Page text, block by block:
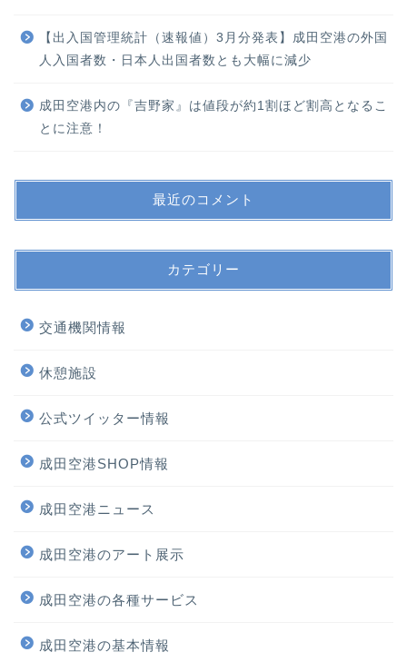
【出入国管理統計（速報値）3月分発表】成田空港の外国
人入国者数・日本人出国者数とも大幅に減少
成田空港内の『吉野家』は値段が約1割ほど割高となるこ
とに注意！
最近のコメント
カテゴリー
交通機関情報
休憩施設
公式ツイッター情報
成田空港SHOP情報
成田空港ニュース
成田空港のアート展示
成田空港の各種サービス
成田空港の基本情報